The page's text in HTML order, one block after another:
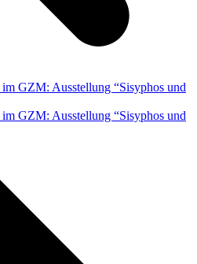
GZM: Ausstellung “Sisyphos und
GZM: Ausstellung “Sisyphos und